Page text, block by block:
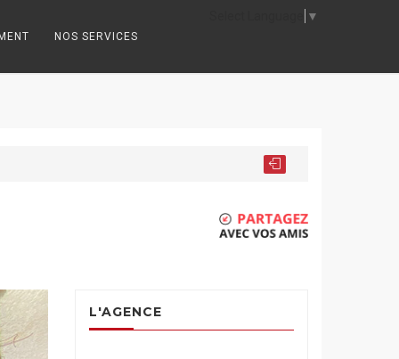
▼
NOS SERVICES
L'AGENCE